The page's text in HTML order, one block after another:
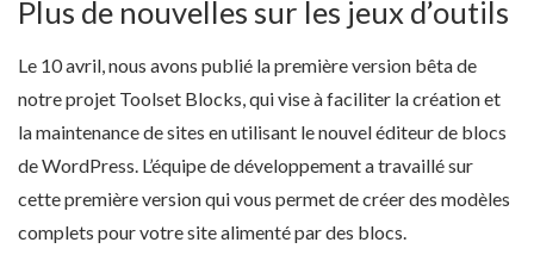
Plus de nouvelles sur les jeux d’outils
Le 10 avril, nous avons publié la première version bêta de
notre projet Toolset Blocks, qui vise à faciliter la création et
la maintenance de sites en utilisant le nouvel éditeur de blocs
de WordPress. L’équipe de développement a travaillé sur
cette première version qui vous permet de créer des modèles
complets pour votre site alimenté par des blocs.